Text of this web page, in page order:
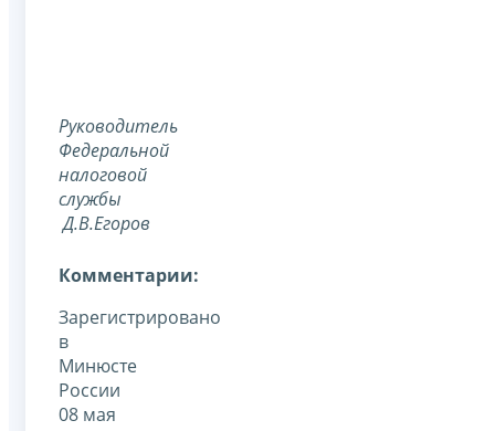
Руководитель
Федеральной
налоговой
службы
Д.В.Егоров
Комментарии:
Зарегистрировано
в
Минюсте
России
08 мая